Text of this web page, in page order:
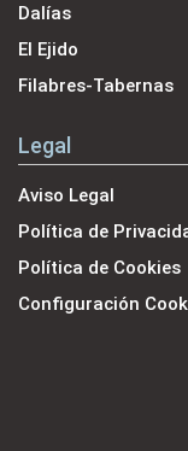
Dalías
El Ejido
Filabres-Tabernas
Legal
Aviso Legal
Política de
Política de Cookies
Configuración